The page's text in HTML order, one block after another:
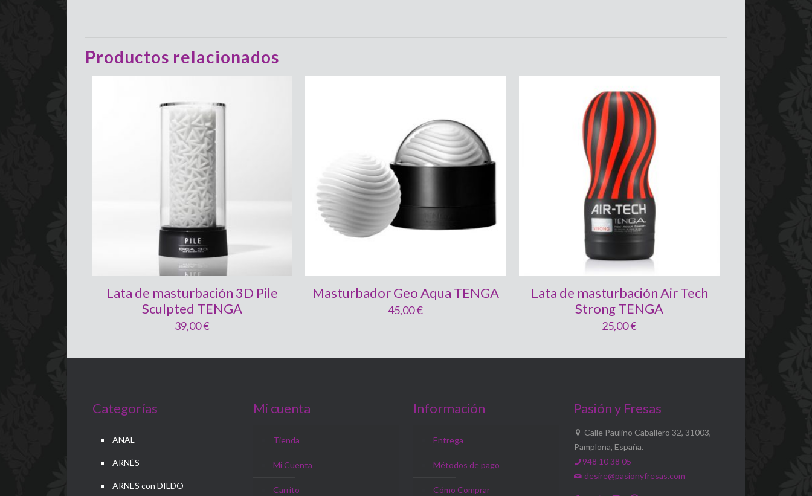
Productos relacionados
Lata de masturbación 3D Pile
Sculpted TENGA
39,00€
Masturbador Geo Aqua TENGA
45,00€
Lata de masturbación Air Tech
Strong TENGA
25,00€
Categorías
ANAL
ARNÉS
ARNES con DILDO
Mi cuenta
Tienda
Mi Cuenta
Carrito
Información
Entrega
Métodos de pago
Cómo Comprar
Pasión y Fresas
Calle Paulino Caballero 32, 31003,
Pamplona, España.
948 10 38 05
desire@pasionyfresas.com